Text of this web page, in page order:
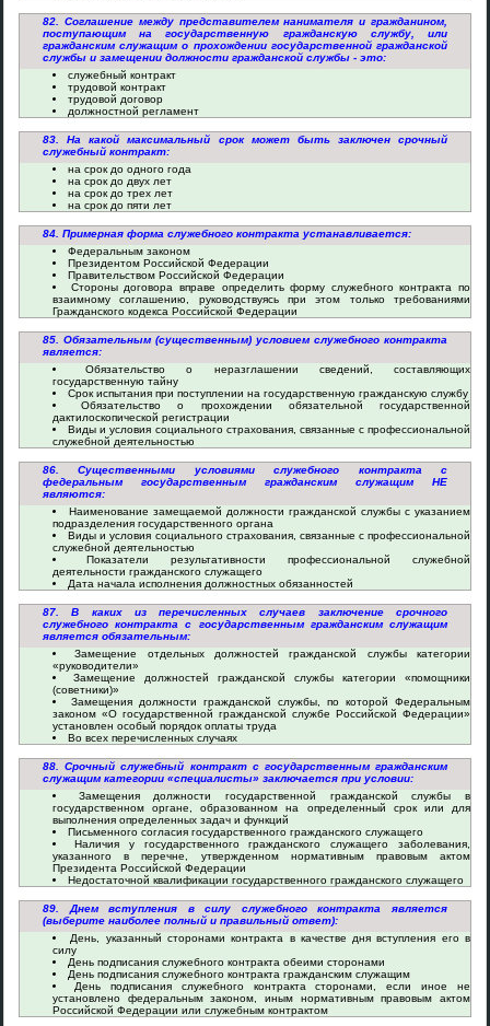
82. Соглашение между представителем нанимателя и гражданином,
поступающим на государственную гражданскую службу, или
гражданским служащим о прохождении государственной гражданской
службы и замещении должности гражданской службы - это:
служебный контракт
трудовой контракт
трудовой договор
должностной регламент
83. На какой максимальный срок может быть заключен срочный
служебный контракт:
на срок до одного года
на срок до двух лет
на срок до трех лет
на срок до пяти лет
84. Примерная форма служебного контракта устанавливается:
Федеральным законом
Президентом Российской Федерации
Правительством Российской Федерации
Стороны договора вправе определить форму служебного контракта по
взаимному соглашению, руководствуясь при этом только требованиями
Гражданского кодекса Российской Федерации
85. Обязательным (существенным) условием служебного контракта
является:
Обязательство о неразглашении сведений, составляющих
государственную тайну
Срок испытания при поступлении на государственную гражданскую службу
Обязательство о прохождении обязательной государственной
дактилоскопической регистрации
Виды и условия социального страхования, связанные с профессиональной
служебной деятельностью
86. Существенными условиями служебного контракта с
федеральным государственным гражданским служащим НЕ
являются:
Наименование замещаемой должности гражданской службы с указанием
подразделения государственного органа
Виды и условия социального страхования, связанные с профессиональной
служебной деятельностью
Показатели результативности профессиональной служебной
деятельности гражданского служащего
Дата начала исполнения должностных обязанностей
87. В каких из перечисленных случаев заключение срочного
служебного контракта с государственным гражданским служащим
является обязательным:
Замещение отдельных должностей гражданской службы категории
«руководители»
Замещение должностей гражданской службы категории «помощники
(советники)»
Замещения должности гражданской службы, по которой Федеральным
законом «О государственной гражданской службе Российской Федерации»
установлен особый порядок оплаты труда
Во всех перечисленных случаях
88. Срочный служебный контракт с государственным гражданским
служащим категории «специалисты» заключается при условии:
Замещения должности государственной гражданской службы в
государственном органе, образованном на определенный срок или для
выполнения определенных задач и функций
Письменного согласия государственного гражданского служащего
Наличия у государственного гражданского служащего заболевания,
указанного в перечне, утвержденном нормативным правовым актом
Президента Российской Федерации
Недостаточной квалификации государственного гражданского служащего
89. Днем вступления в силу служебного контракта является
(выберите наиболее полный и правильный ответ):
День, указанный сторонами контракта в качестве дня вступления его в
силу
День подписания служебного контракта обеими сторонами
День подписания служебного контракта гражданским служащим
День подписания служебного контракта сторонами, если иное не
установлено федеральным законом, иным нормативным правовым актом
Российской Федерации или служебным контрактом